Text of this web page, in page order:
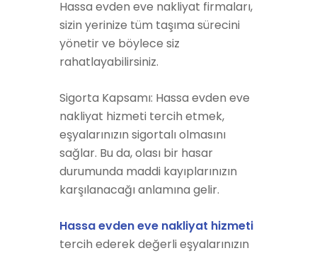
Hassa evden eve nakliyat firmaları,
sizin yerinize tüm taşıma sürecini
yönetir ve böylece siz
rahatlayabilirsiniz.
Sigorta Kapsamı: Hassa evden eve
nakliyat hizmeti tercih etmek,
eşyalarınızın sigortalı olmasını
sağlar. Bu da, olası bir hasar
durumunda maddi kayıplarınızın
karşılanacağı anlamına gelir.
Hassa evden eve nakliyat hizmeti
tercih ederek değerli eşyalarınızın